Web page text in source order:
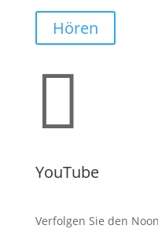
Hören

YouTube
Verfolgen Sie den